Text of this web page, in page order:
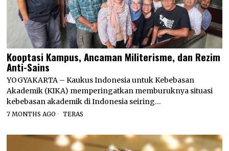
Kooptasi Kampus, Ancaman Militerisme, dan Rezim
Anti-Sains
YOGYAKARTA – Kaukus Indonesia untuk Kebebasan
Akademik (KIKA) memperingatkan memburuknya situasi
kebebasan akademik di Indonesia seiring…
7 MONTHS AGO TERAS